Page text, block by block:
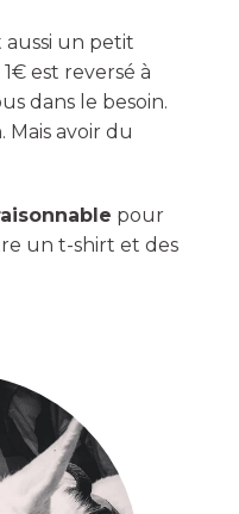
aussi un petit
est reversé à
dans le besoin.
Mais avoir du
pour
un t-shirt et des